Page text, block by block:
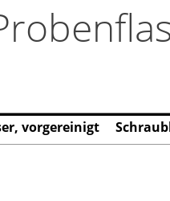
vorgereinigt